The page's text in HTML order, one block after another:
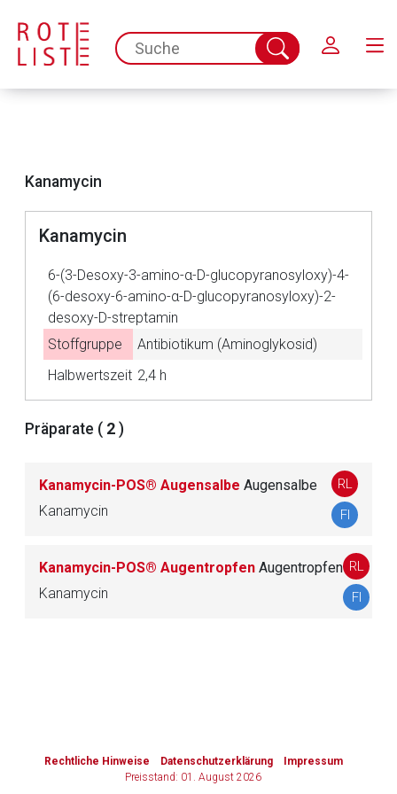
spc.search.input.placeholder
Suche
abschicken
Kanamycin
Kanamycin
6-(3-Desoxy-3-amino-α-D-glucopyranosyloxy)-4-
(6-desoxy-6-amino-α-D-glucopyranosyloxy)-2-
desoxy-D-streptamin
Stoffgruppe
Antibiotikum (Aminoglykosid)
Halbwertszeit 2,4 h
Präparate ( 2 )
Kanamycin-POS® Augensalbe Augensalbe
Kanamycin
RL
FI
Kanamycin-POS® Augentropfen Augentropfen
Kanamycin
RL
FI
Rechtliche Hinweise Datenschutzerklärung
Impressum
Preisstand: 01. August 2026
Aufruf einer externen Seite
Der von Ihnen aufgerufene Link öffnet eine externe Web-
Seite. Für die Inhalte der externen Web-Seite ist deren
Betreiber verantwortlich. Ebenso gelten dort ggf. andere
Datenschutzbestimmungen.